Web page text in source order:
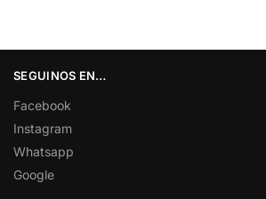
SEGUINOS EN…
Facebook
Instagram
Whatsapp
Google